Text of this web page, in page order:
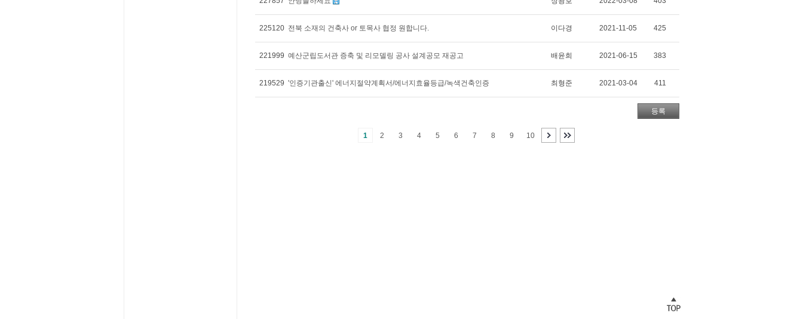
225120 전북 소재의 건축사 or 토목사 협정 원합니다. 이다경 2021-11-05 425
221999 예산군립도서관 증축 및 리모델링 공사 설계공모 재공고 배윤희 2021-06-15 383
219529 '인증기관출신' 에너지절약계획서/에너지효율등급/녹색건축인증 최형준 2021-03-04 411
등록
1 2 3 4 5 6 7 8 9 10